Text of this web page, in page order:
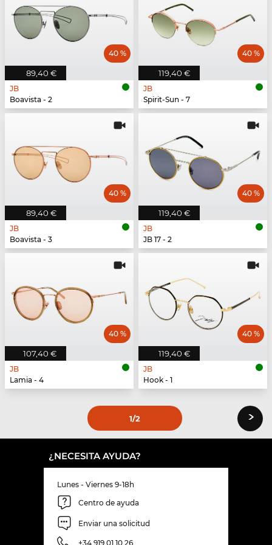
89,40 €
40 %
JB
Boavista - 2
119,40 €
40 %
JB
Spirit-Sun - 7
89,40 €
40 %
JB
Boavista - 3
119,40 €
40 %
JB
JB 17 - 2
107,40 €
40 %
JB
Lamia - 4
119,40 €
40 %
JB
Hook - 1
1/2 ›
¿NECESITA AYUDA?
Lunes - Viernes 9-18h
Centro de ayuda
Enviar una solicitud
+34 919 01 10 26